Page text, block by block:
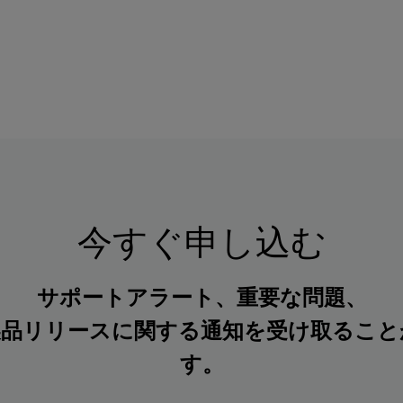
今すぐ申し込む
サポートアラート、重要な問題、
リリースに関する通知を受け取るこ
す。